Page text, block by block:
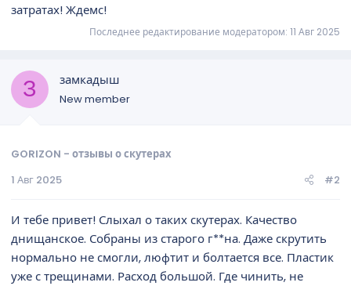
затратах! Ждемс!
Последнее редактирование модератором: 11 Авг 2025
З замкадыш
New member
GORIZON - отзывы о скутерах
1 Авг 2025
#2
И тебе привет! Слыхал о таких скутерах. Качество
днищанское. Собраны из старого г**на. Даже скрутить
нормально не смогли, люфтит и болтается все. Пластик
уже с трещинами. Расход большой. Где чинить, не